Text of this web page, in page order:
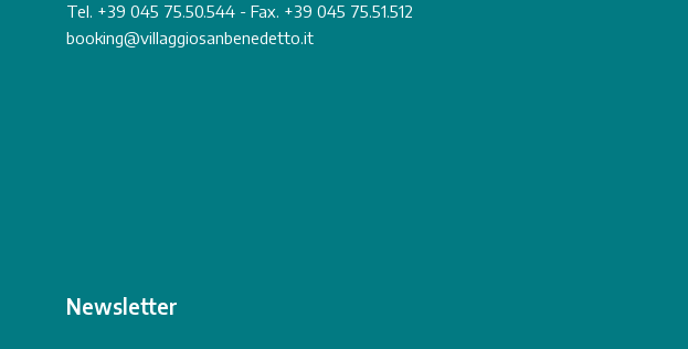
Tel. +39 045 75.50.544 - Fax. +39 045 75.51.512
booking@villaggiosanbenedetto.it
Newsletter